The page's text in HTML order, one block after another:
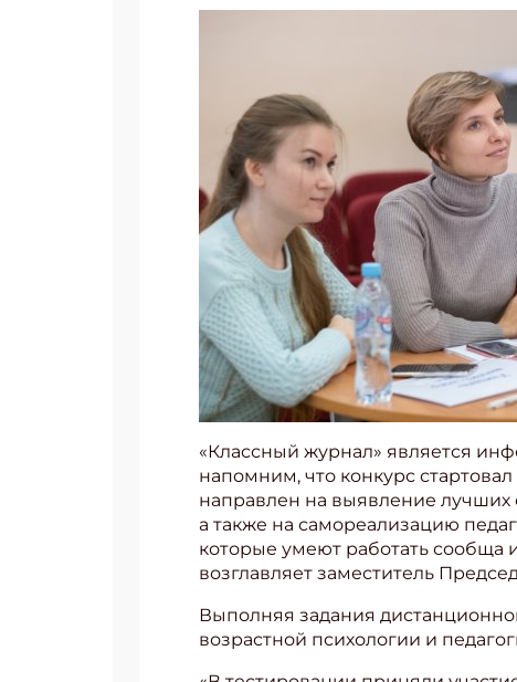
«Классный журнал» является
напомним, что конкурс
направлен на выявление лучших
а также на самореализацию
которые умеют работать сообща
возглавляет заместитель
Выполняя задания
возрастной психологии и